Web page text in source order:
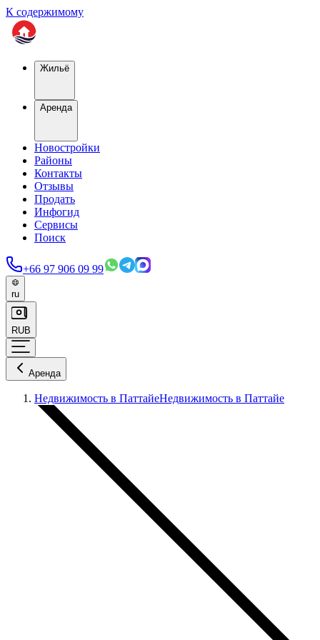
К содержимому
Жильё
Аренда
Новостройки
Районы
Контакты
Отзывы
Продать
Инфогид
Сервисы
Поиск
+66 97 906 09 99
ru
RUB
Аренда
Недвижимость в ПаттайеНедвижимость в Паттайе